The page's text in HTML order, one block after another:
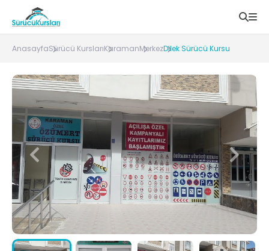
AnasayfaSürücü KurslarıKaramanMerkezDilek Sürücü Kursu